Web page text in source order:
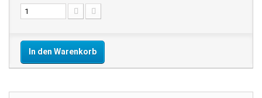
In den Warenkorb